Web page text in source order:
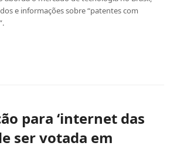
e informações sobre “patentes com
para ‘internet das
ser votada em